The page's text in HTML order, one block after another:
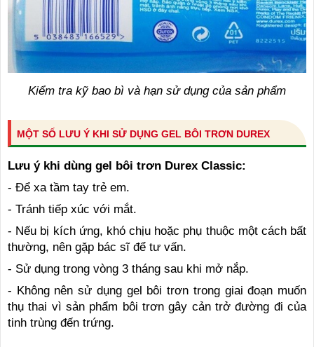
Kiểm tra kỹ bao bì và hạn sử dụng của sản phẩm
MỘT SỐ LƯU Ý KHI SỬ DỤNG GEL BÔI TRƠN DUREX
Lưu ý khi dùng gel bôi trơn Durex Classic:
- Để xa tầm tay trẻ em.
- Tránh tiếp xúc với mắt.
- Nếu bị kích ứng, khó chịu hoặc phụ thuộc một cách bất
thường, nên gặp bác sĩ để tư vấn.
- Sử dụng trong vòng 3 tháng sau khi mở nắp.
- Không nên sử dụng gel bôi trơn trong giai đoạn muốn
thụ thai vì sản phẩm bôi trơn gây cản trở đường đi của
tinh trùng đến trứng.